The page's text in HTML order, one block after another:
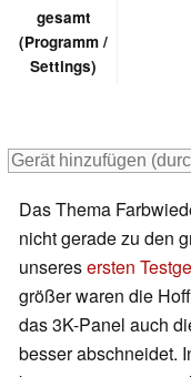
gesamt
(Programm /
Settings)
Das Thema
nicht gerade zu den
unseresersten
größer waren die
das 3K-Panel auch
besser abschneidet.